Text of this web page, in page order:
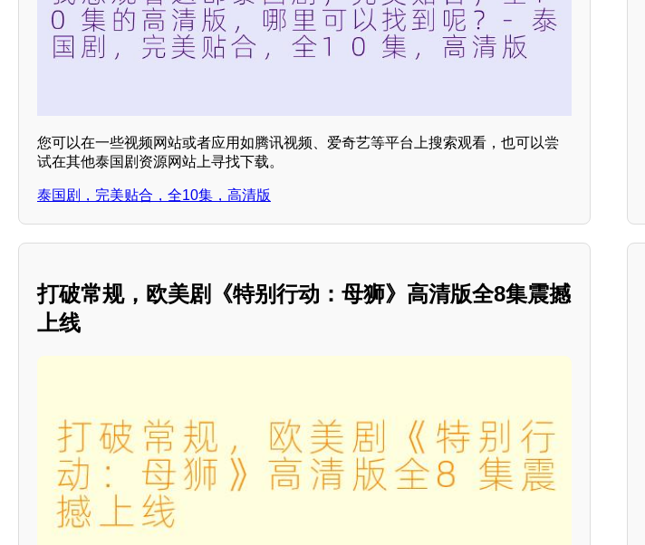
您可以在一些视频网站或者应用如腾讯视频、爱奇艺等平台上搜索观看，也可以尝
试在其他泰国剧资源网站上寻找下载。
泰国剧，完美贴合，全10集，高清版
打破常规，欧美剧《特别行动：母狮》高清版全8集震撼
上线